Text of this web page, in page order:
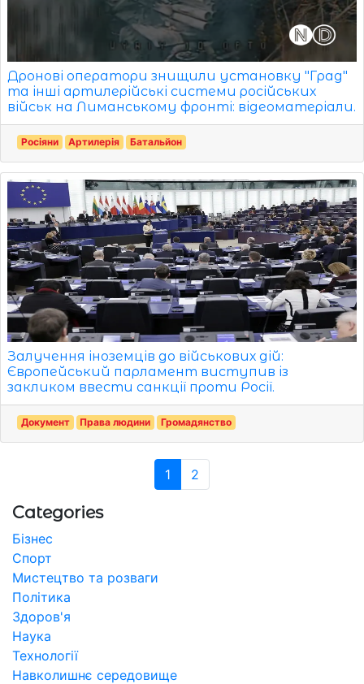
Дронові оператори знищили установку "Град"
та інші артилерійські системи російських
військ на Лиманському фронті: відеоматеріали.
Росіяни Артилерія Батальйон
Залучення іноземців до військових дій:
Європейський парламент виступив із
закликом ввести санкції проти Росії.
Документ Права людини Громадянство
1 2
Categories
Бізнес
Спорт
Мистецтво та розваги
Політика
Здоров'я
Наука
Технології
Навколишнє середовище